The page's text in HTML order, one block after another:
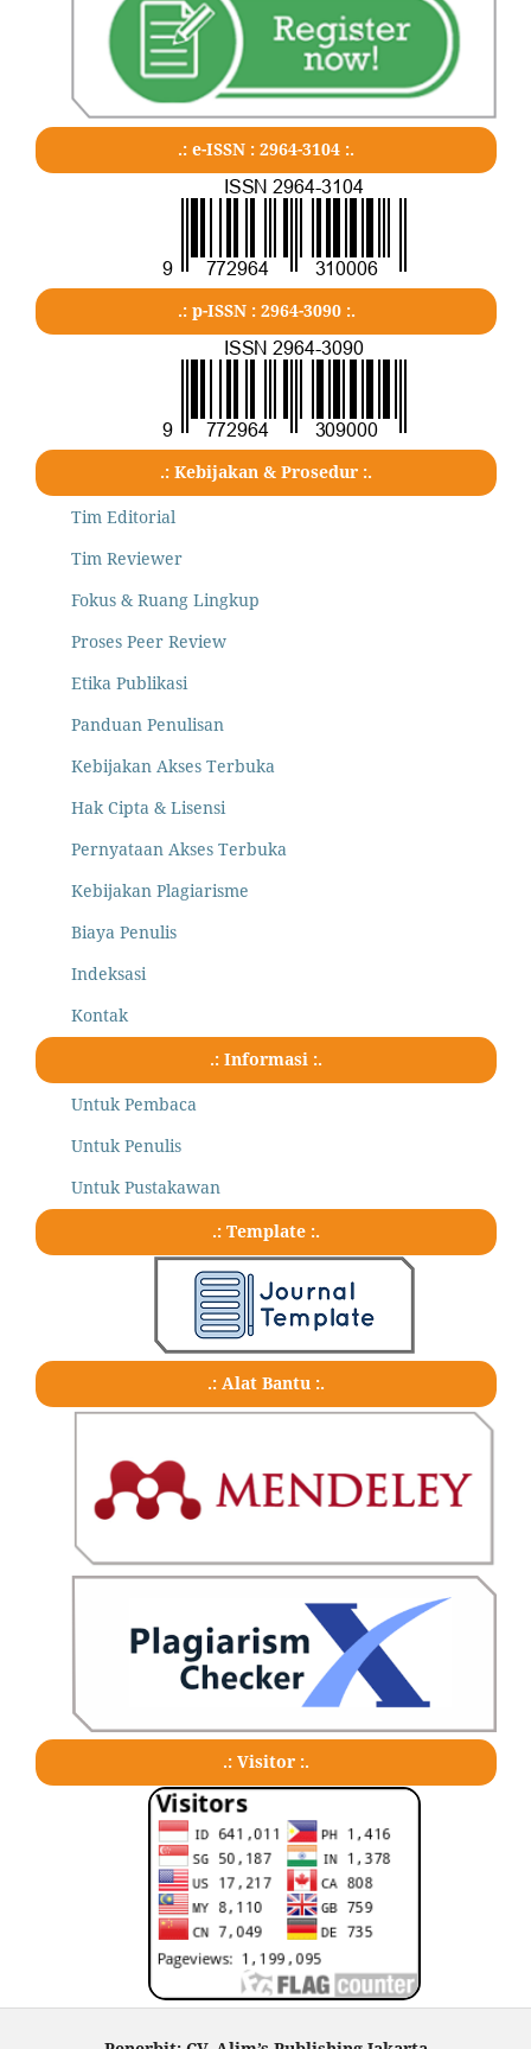
.: e-ISSN : 2964-3104 :.
.: p-ISSN : 2964-3090 :.
.: Kebijakan & Prosedur :.
Tim Editorial
Tim Reviewer
Fokus & Ruang Lingkup
Proses Peer Review
Etika Publikasi
Panduan Penulisan
Kebijakan Akses Terbuka
Hak Cipta & Lisensi
Pernyataan Akses Terbuka
Kebijakan Plagiarisme
Biaya Penulis
Indeksasi
Kontak
.: Informasi :.
Untuk Pembaca
Untuk Penulis
Untuk Pustakawan
.: Template :.
.: Alat Bantu :.
.: Visitor :.